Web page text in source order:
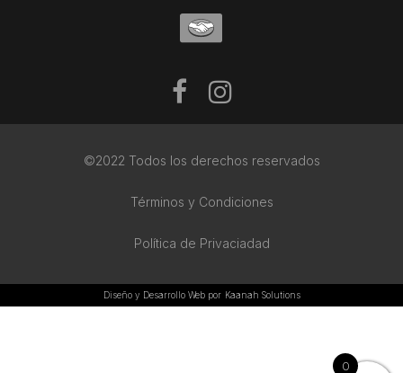
©2022 Todos los derechos reservados
Términos y Condiciones
Política de Privaciadad
Diseño y Desarrollo Web por Kaanah Solutions
0